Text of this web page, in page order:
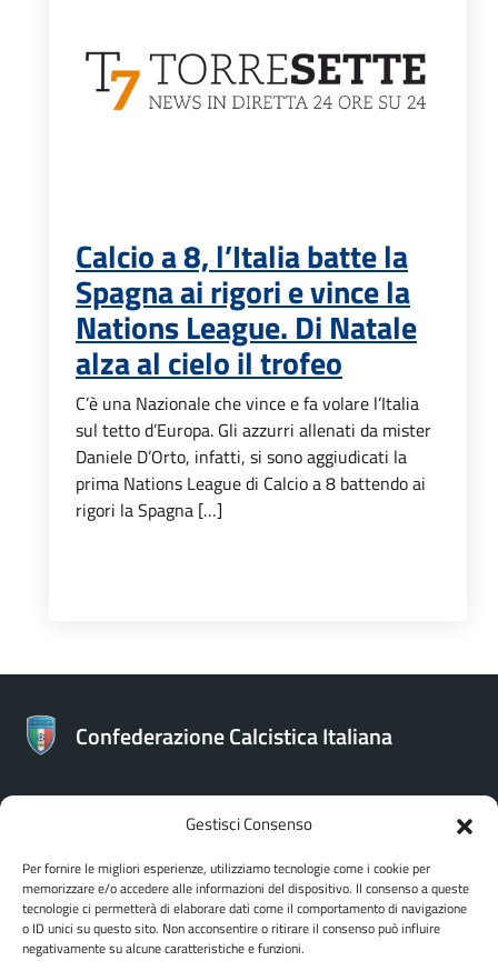
Gestisci Consenso
Per fornire le migliori esperienze, utilizziamo tecnologie come i cookie per
memorizzare e/o accedere alle informazioni del dispositivo. Il consenso a queste
tecnologie ci permetterà di elaborare dati come il comportamento di navigazione
o ID unici su questo sito. Non acconsentire o ritirare il consenso può influire
negativamente su alcune caratteristiche e funzioni.
Calcio a 8, l’Italia batte la
Spagna ai rigori e vince la
Nations League. Di Natale
alza al cielo il trofeo
C’è una Nazionale che vince e fa volare l’Italia
sul tetto d’Europa. Gli azzurri allenati da mister
Daniele D’Orto, infatti, si sono aggiudicati la
prima Nations League di Calcio a 8 battendo ai
rigori la Spagna […]
Confederazione Calcistica Italiana
CONTATTI
Confederazione Calcistica Italiana
Via Bartolomeo Gosio 106 - Roma